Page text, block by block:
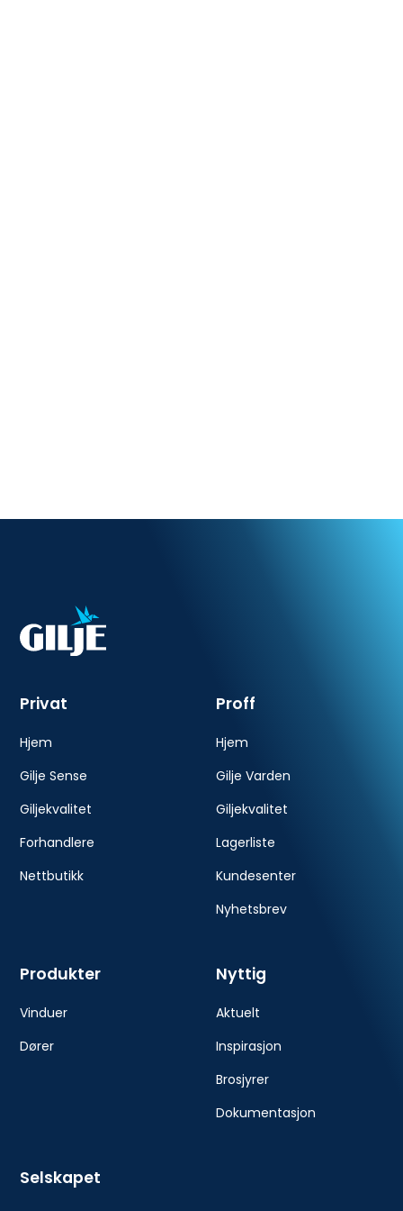
Privat
Hjem
Gilje Sense
Giljekvalitet
Forhandlere
Nettbutikk
Proff
Hjem
Gilje Varden
Giljekvalitet
Lagerliste
Kundesenter
Nyhetsbrev
Produkter
Vinduer
Dører
Nyttig
Aktuelt
Inspirasjon
Brosjyrer
Dokumentasjon
Selskapet